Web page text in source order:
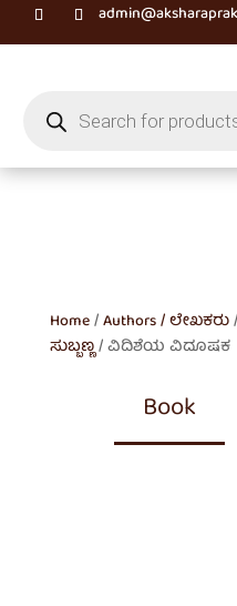
search
Home/Authors / ಲೇಖಕರು/
ಸುಬ್ಬಣ್ಣ/ ವಿದಿಶೆಯ ವಿದೂಷಕ
Book